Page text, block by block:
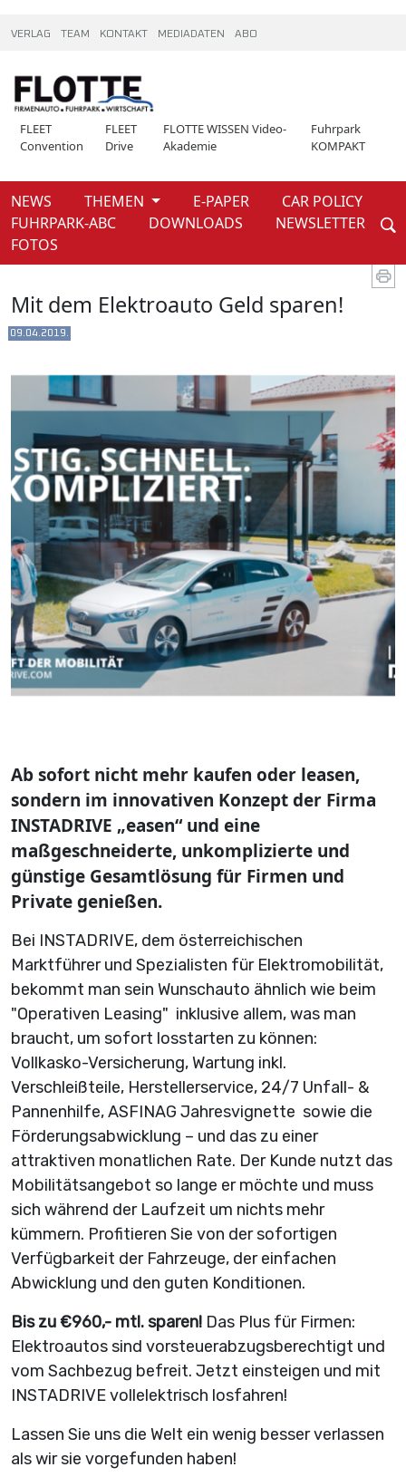
VERLAG TEAM KONTAKT MEDIADATEN ABO
FLEET
Convention
FLEET
Drive
FLOTTE WISSEN Video-
Akademie
Fuhrpark
KOMPAKT
NEWS THEMEN E-PAPER
CAR POLICY
FUHRPARK-ABC
DOWNLOADS
NEWSLETTER
FOTOS
Weiter
News
Mit dem Elektroauto Geld sparen!
09.04.2019.
Ab sofort nicht mehr kaufen oder leasen,
sondern im innovativen Konzept der Firma
INSTADRIVE „easen“ und eine
maßgeschneiderte, unkomplizierte und
günstige Gesamtlösung für Firmen und
Private genießen.
Bei INSTADRIVE, dem österreichischen
Marktführer und Spezialisten für Elektromobilität,
bekommt man sein Wunschauto ähnlich wie beim
"Operativen Leasing" inklusive allem, was man
braucht, um sofort losstarten zu können:
Vollkasko-Versicherung, Wartung inkl.
Verschleißteile, Herstellerservice, 24/7 Unfall- &
Pannenhilfe, ASFINAG Jahresvignette sowie die
Förderungsabwicklung – und das zu einer
attraktiven monatlichen Rate. Der Kunde nutzt das
Mobilitätsangebot so lange er möchte und muss
sich während der Laufzeit um nichts mehr
kümmern. Profitieren Sie von der sofortigen
Verfügbarkeit der Fahrzeuge, der einfachen
Abwicklung und den guten Konditionen.
Bis zu €960,- mtl. sparen! Das Plus für Firmen:
Elektroautos sind vorsteuerabzugsberechtigt und
vom Sachbezug befreit. Jetzt einsteigen und mit
INSTADRIVE vollelektrisch losfahren!
Lassen Sie uns die Welt ein wenig besser verlassen
als wir sie vorgefunden haben!